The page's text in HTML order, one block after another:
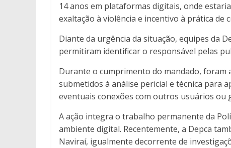
14 anos em plataformas digitais, onde
exaltação à violência e incentivo à prática de
Diante da urgência da situação, equipes da
permitiram identificar o responsável pelas
Durante o cumprimento do mandado,
submetidos à análise pericial e técnica para
eventuais conexões com outros usuários
A ação integra o trabalho permanente da
ambiente digital. Recentemente, a Depca
Naviraí, igualmente decorrente de